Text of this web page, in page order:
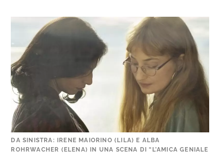
DA SINISTRA: IRENE MAIORINO (LILA) E ALBA
ROHRWACHER (ELENA) IN UNA SCENA DI “L’AMICA GENIALE